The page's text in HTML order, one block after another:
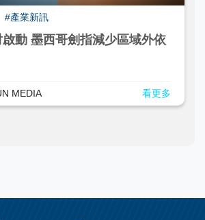
#產業新訊
動 墨西哥劍指減少區域外依
MEDIA 看更多